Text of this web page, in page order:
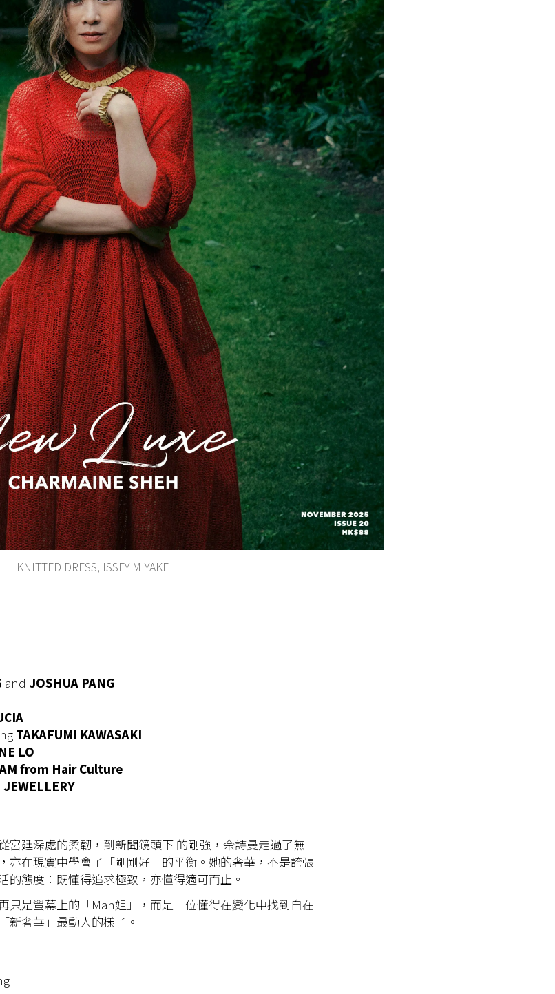
KNITTED DRESS, ISSEY MIYAKE
and JOSHUA PANG
TAKAFUMI KAWASAKI
LO
from Hair Culture
宮廷深處的柔韌，到新聞鏡頭下 的剛強，佘詩曼走過了無
亦在現實中學會了「剛剛好」的平衡。她的奢華，不是誇張
的態度：既懂得追求極致，亦懂得適可而止。
只是螢幕上的「Man姐」，而是一位懂得在變化中找到自在
新奢華」最動人的樣子。